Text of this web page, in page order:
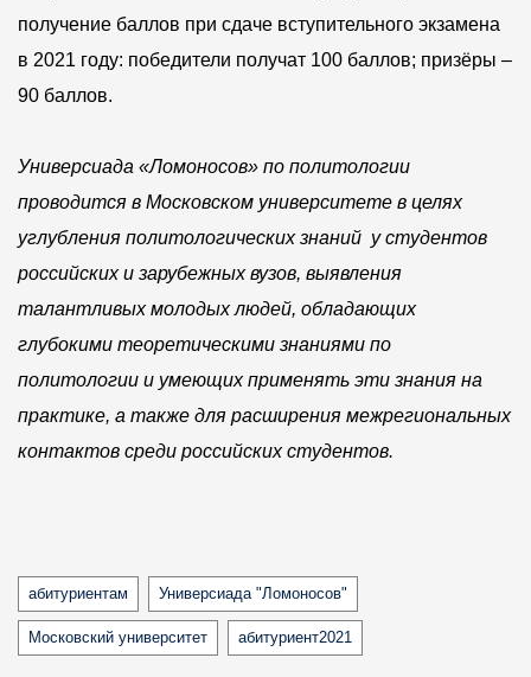
получение баллов при сдаче вступительного экзамена
в 2021 году: победители получат 100 баллов; призёры –
90 баллов.
Универсиада «Ломоносов» по политологии
проводится в Московском университете в целях
углубления политологических знаний у студентов
российских и зарубежных вузов, выявления
талантливых молодых людей, обладающих
глубокими теоретическими знаниями по
политологии и умеющих применять эти знания на
практике, а также для расширения межрегиональных
контактов среди российских студентов.
Tags
абитуриентам Универсиада "Ломоносов"
Московский университет абитуриент2021